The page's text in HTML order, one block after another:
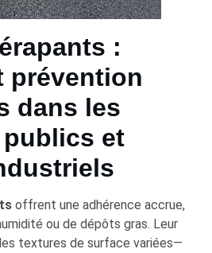
:
prévention
dans les
et
offrent une adhérence accrue,
ou de dépôts gras. Leur
textures de surface variées—